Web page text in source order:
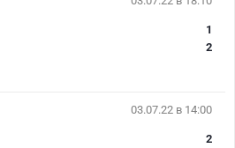
1
2
03.07.22 в 14:00
2